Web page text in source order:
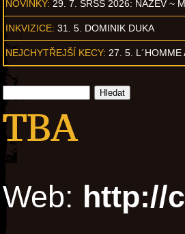
NOVINKY: 29. 7. SRSS 2026: NÁZEV ~
INKVIZICE: 31. 5. DOMINIK DUKA
NEJCHYTŘEJŠÍ KECY: 27. 5.
TBA
Web: http://